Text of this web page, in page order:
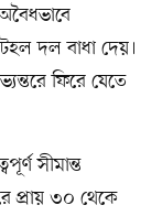
টহল দল বাধা দেয়।
ফিরে যেতে
সীমান্ত
প্রায় ৩০ থেকে